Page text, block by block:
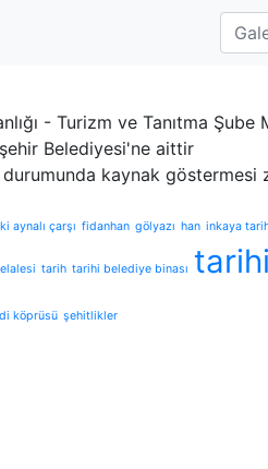
- Turizm ve Tanıtma Şube
Belediyesi'ne aittir
durumunda kaynak göstermesi
aynalı çarşı fidanhan gölyazı han inkaya
tarih tarihi belediye binası
köprüsü şehitlikler